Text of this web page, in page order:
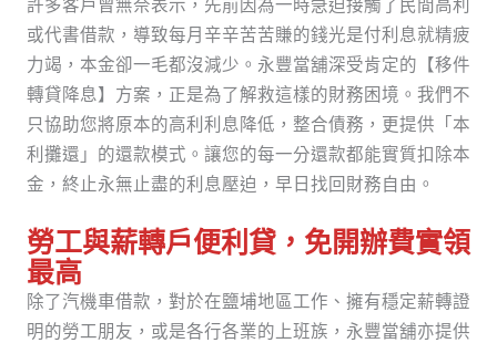
許多客戶曾無奈表示，先前因為一時急迫接觸了民間高利
或代書借款，導致每月辛辛苦苦賺的錢光是付利息就精疲
力竭，本金卻一毛都沒減少。永豐當舖深受肯定的【移件
轉貸降息】方案，正是為了解救這樣的財務困境。我們不
只協助您將原本的高利利息降低，整合債務，更提供「本
利攤還」的還款模式。讓您的每一分還款都能實質扣除本
金，終止永無止盡的利息壓迫，早日找回財務自由。
勞工與薪轉戶便利貸，免開辦費實領
最高
除了汽機車借款，對於在鹽埔地區工作、擁有穩定薪轉證
明的勞工朋友，或是各行各業的上班族，永豐當舖亦提供